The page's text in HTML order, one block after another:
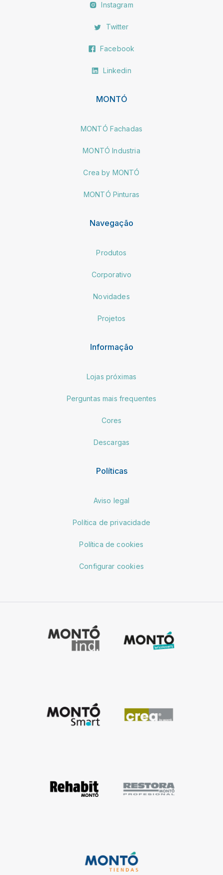
Instagram
Twitter
Facebook
Linkedin
MONTÓ
MONTÓ Fachadas
MONTÓ Industria
Crea by MONTÓ
MONTÓ Pinturas
Navegação
Produtos
Corporativo
Novidades
Projetos
Informação
Lojas próximas
Perguntas mais frequentes
Cores
Descargas
Políticas
Aviso legal
Política de privacidade
Política de cookies
Configurar cookies